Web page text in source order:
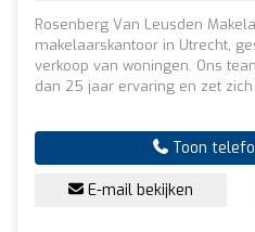
Rosenberg Van Leusden
makelaarskantoor in Utrecht,
verkoop van woningen. Ons
dan 25 jaar ervaring en zet zich
Toon
E-mail bekijken